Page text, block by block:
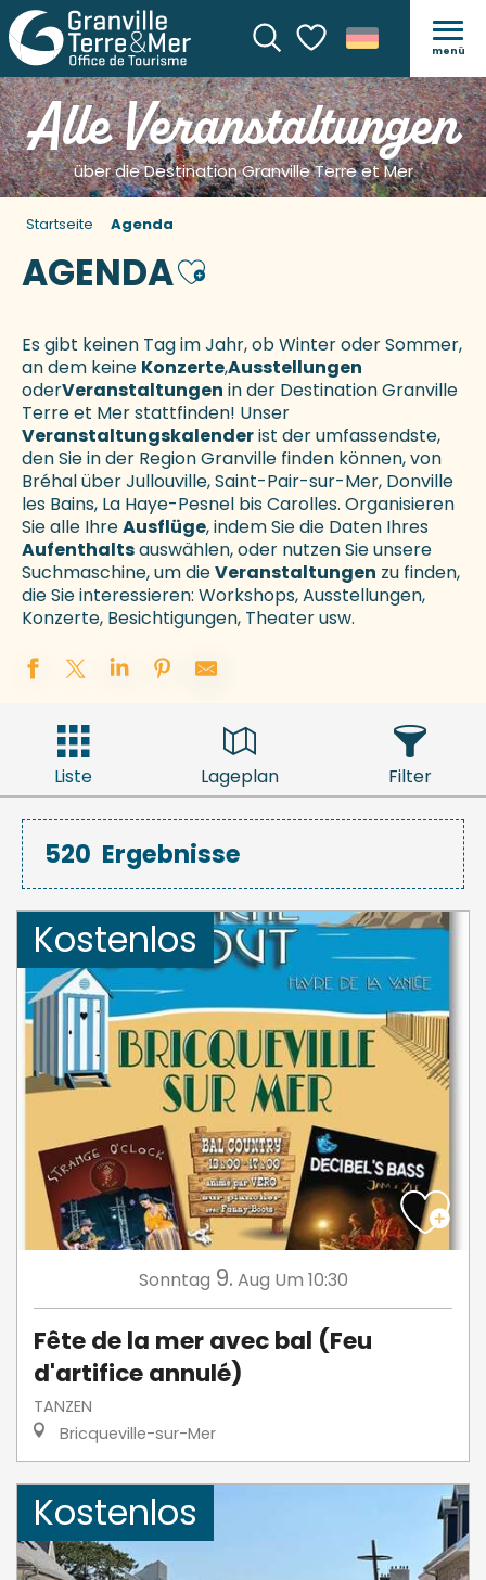
SucheVoir les favoris
menü
Alle Veranstaltungen
über die Destination Granville Terre et Mer
Startseite Agenda
AGENDAAjouter aux favoris
Es gibt keinen Tag im Jahr, ob Winter oder Sommer,
an dem keine Konzerte,Ausstellungen
oderVeranstaltungen in der Destination Granville
Terre et Mer stattfinden! Unser
Veranstaltungskalenderist der umfassendste,
den Sie in der Region Granville finden können, von
Bréhal über Jullouville, Saint-Pair-sur-Mer, Donville
les Bains, La Haye-Pesnel bis Carolles. Organisieren
Sie alle IhreAusflüge, indem Sie die Daten Ihres
Aufenthaltsauswählen, oder nutzen Sie unsere
Suchmaschine, um dieVeranstaltungen zu finden,
die Sie interessieren: Workshops, Ausstellungen,
Konzerte, Besichtigungen, Theater usw.
Liste Lageplan Filter
520 Ergebnisse
Kostenlos
Sonntag 9. Aug Um 10:30
Fête de la mer avec bal (Feu
d'artifice annulé)
TANZEN
Bricqueville-sur-Mer
Kostenlos